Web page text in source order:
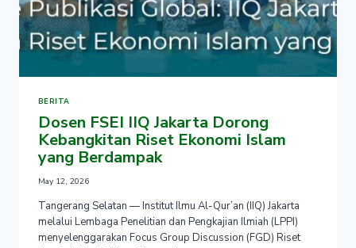
BERITA
Dosen FSEI IIQ Jakarta Dorong
Kebangkitan Riset Ekonomi Islam
yang Berdampak
May 12, 2026
Tangerang Selatan — Institut Ilmu Al-Qur’an (IIQ) Jakarta
melalui Lembaga Penelitian dan Pengkajian Ilmiah (LPPI)
menyelenggarakan Focus Group Discussion (FGD) Riset